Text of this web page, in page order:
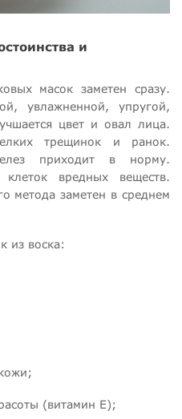
и
масок заметен сразу.
увлажненной, упругой,
цвет и овал лица.
трещинок и ранок.
приходит в норму.
вредных веществ.
метода заметен в среднем
из воска:
(витамин Е);